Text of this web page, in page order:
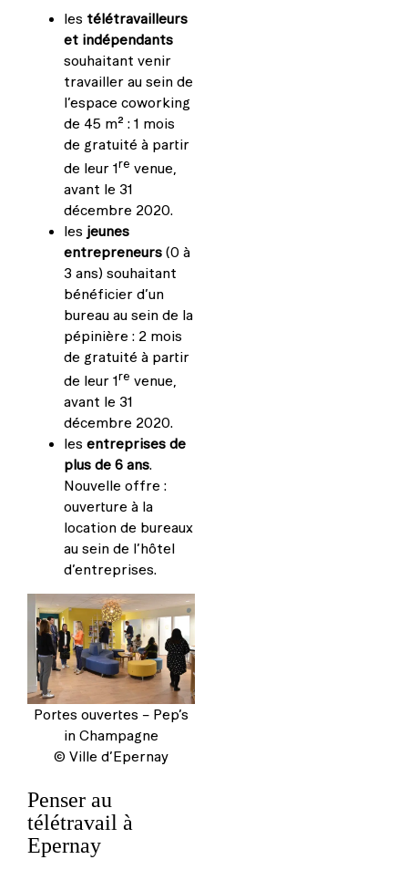
les télétravailleurs
et indépendants
souhaitant venir
travailler au sein de
l’espace coworking
de 45 m² : 1 mois
de gratuité à partir
de leur 1re venue,
avant le 31
décembre 2020.
les jeunes
entrepreneurs (0 à
3 ans) souhaitant
bénéficier d’un
bureau au sein de la
pépinière : 2 mois
de gratuité à partir
de leur 1re venue,
avant le 31
décembre 2020.
les entreprises de
plus de 6 ans.
Nouvelle offre :
ouverture à la
location de bureaux
au sein de l’hôtel
d’entreprises.
Portes ouvertes – Pep’s
in Champagne
© Ville d’Epernay
Penser au
télétravail à
Epernay